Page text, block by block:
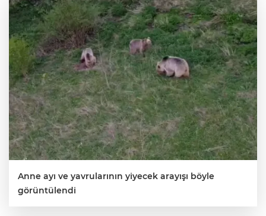
Anne ayı ve yavrularının yiyecek arayışı böyle
görüntülendi